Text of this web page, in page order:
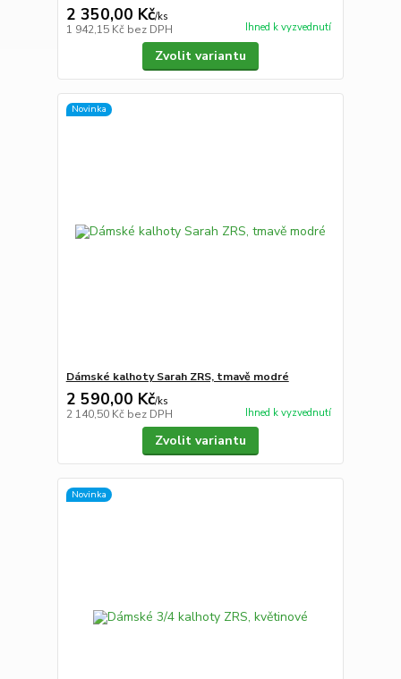
2 350,00 Kč/ks
1 942,15 Kč bez DPH Ihned k vyzvednutí
Zvolit variantu
Novinka
Dámské kalhoty Sarah ZRS, tmavě modré
2 590,00 Kč/ks
2 140,50 Kč bez DPH Ihned k vyzvednutí
Zvolit variantu
Novinka